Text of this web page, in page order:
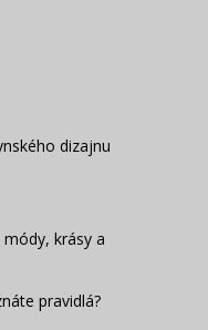
dizajnu
krásy a
pravidlá?